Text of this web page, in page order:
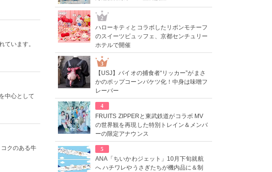
ています。
中心として
クのある牛
2
ハローキティとコラボしたリボンモチーフ
のスイーツビュッフェ、京都センチュリー
ホテルで開催
3
【USJ】バイオの捕食者“リッカー”がまさ
かのポップコーンバケツ化！中身は味噌フ
レーバー
4
FRUITS ZIPPERと東武鉄道がコラボ MV
の世界観を再現した特別トレイン＆メンバ
ーの限定アナウンス
5
ANA「ちいかわジェット」10月下旬就航
へ ハチワレやうさぎたちが機内品に＆制